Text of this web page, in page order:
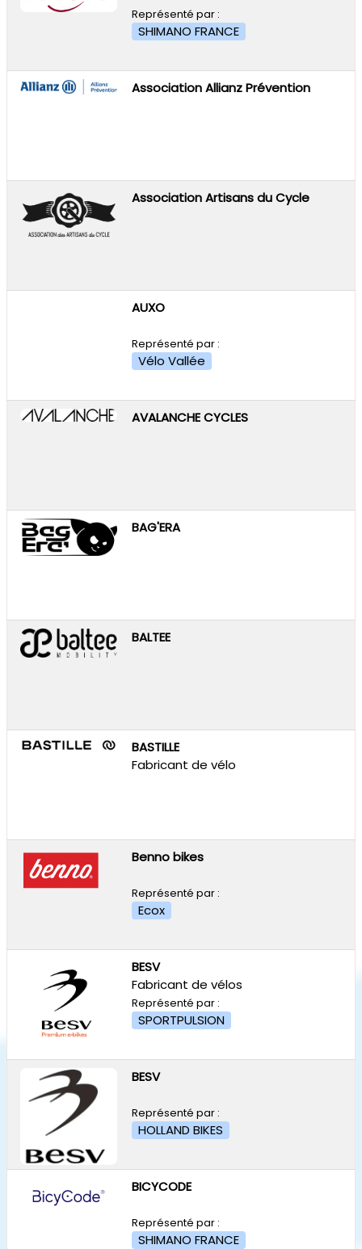
Représenté par :
SHIMANO FRANCE
Association Allianz Prévention
Association Artisans du Cycle
AUXO
Représenté par :
Vélo Vallée
AVALANCHE CYCLES
BAG'ERA
BALTEE
BASTILLE
Fabricant de vélo
Benno bikes
Représenté par :
Ecox
BESV
Fabricant de vélos
Représenté par :
SPORTPULSION
BESV
Représenté par :
HOLLAND BIKES
BICYCODE
Représenté par :
SHIMANO FRANCE